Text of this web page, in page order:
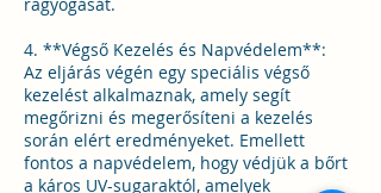
4. **Végső Kezelés és Napvédelem**:
Az eljárás végén egy speciális végső
kezelést alkalmaznak, amely segít
megőrizni és megerősíteni a kezelés
során elért eredményeket. Emellett
fontos a napvédelem, hogy védjük a bőrt
a káros UV-sugaraktól, amelyek